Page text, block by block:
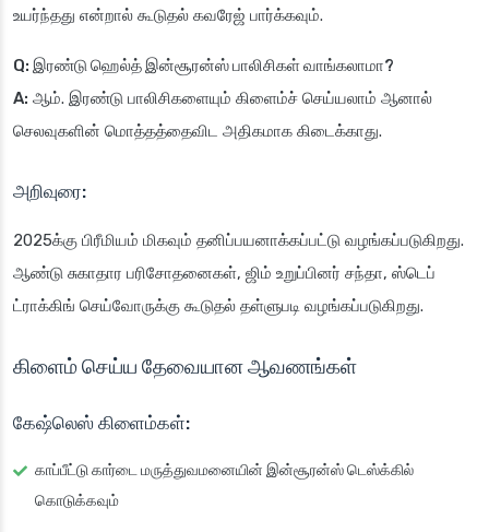
உயர்ந்தது என்றால் கூடுதல் கவரேஜ் பார்க்கவும்.
Q: இரண்டு ஹெல்த் இன்சூரன்ஸ் பாலிசிகள் வாங்கலாமா?
A: ஆம். இரண்டு பாலிசிகளையும் கிளைம்ச் செய்யலாம் ஆனால்
செலவுகளின் மொத்தத்தைவிட அதிகமாக கிடைக்காது.
அறிவுரை:
2025க்கு பிரீமியம் மிகவும் தனிப்பயனாக்கப்பட்டு வழங்கப்படுகிறது.
ஆண்டு சுகாதார பரிசோதனைகள், ஜிம் உறுப்பினர் சந்தா, ஸ்டெப்
ட்ராக்கிங் செய்வோருக்கு கூடுதல் தள்ளுபடி வழங்கப்படுகிறது.
கிளைம் செய்ய தேவையான ஆவணங்கள்
கேஷ்லெஸ் கிளைம்கள்:
காப்பீட்டு கார்டை மருத்துவமனையின் இன்சூரன்ஸ் டெஸ்க்கில்
கொடுக்கவும்